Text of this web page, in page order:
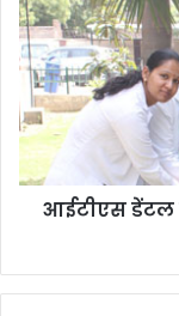
आईटीएस डेंटल